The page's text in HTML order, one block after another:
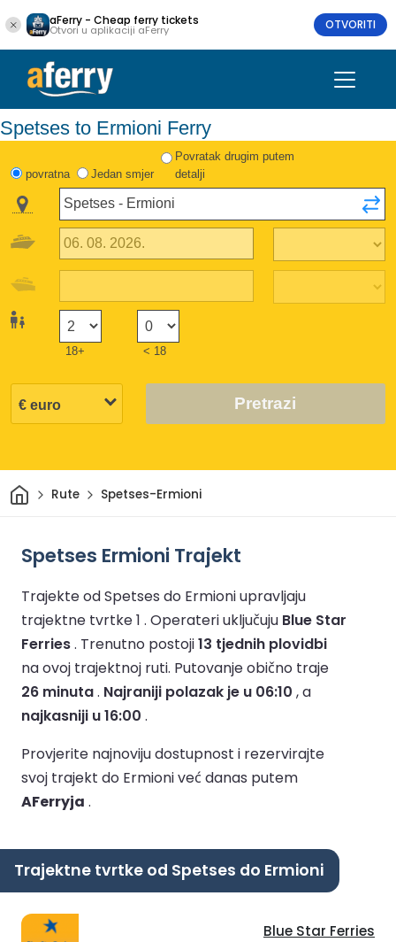
aFerry - Cheap ferry tickets
Otvori u aplikaciji aFerry OTVORITI
Spetses to Ermioni Ferry
povratna Jedan smjer
Povratak drugim putem
detalji
18+ < 18
Pretrazi
DomRute Spetses-Ermioni
Spetses Ermioni Trajekt
Trajekte od Spetses do Ermioni upravljaju
trajektne tvrtke 1 . Operateri uključuju Blue Star
Ferries. Trenutno postoji13 tjednih plovidbi
na ovoj trajektnoj ruti. Putovanje obično traje
26 minuta. Najraniji polazak je u 06:10 , a
najkasniji u 16:00 .
Provjerite najnoviju dostupnost i rezervirajte
svoj trajekt do Ermioni već danas putem
AFerryja .
Trajektne tvrtke od Spetses do Ermioni
Blue Star Ferries